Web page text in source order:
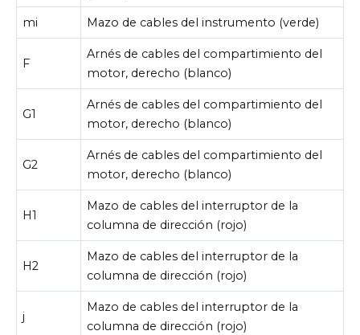
mi Mazo de cables del instrumento (verde)
F
Arnés de cables del compartimiento del
motor, derecho (blanco)
G1
Arnés de cables del compartimiento del
motor, derecho (blanco)
G2
Arnés de cables del compartimiento del
motor, derecho (blanco)
H1
Mazo de cables del interruptor de la
columna de dirección (rojo)
H2
Mazo de cables del interruptor de la
columna de dirección (rojo)
j
Mazo de cables del interruptor de la
columna de dirección (rojo)